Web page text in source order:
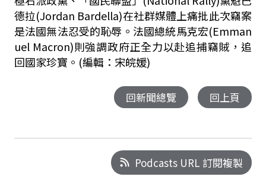
德拉(Jordan Bardella)在社群媒體上痛批此次竊案
是法國無法忍受的恥辱。法國總統馬克宏(Emman
uel Macron)則強調政府正全力以赴追捕竊賊，追
回國家珍寶。(編輯：宋皖媛)
回新聞總覽 回上頁
Podcasts URL 訂閱複製